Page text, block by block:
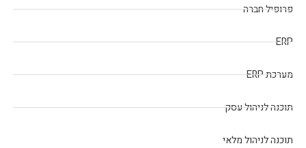
פרופיל חברה
ERP
מערכת ERP
תוכנה לניהול עסק
תוכנה לניהול מלאי